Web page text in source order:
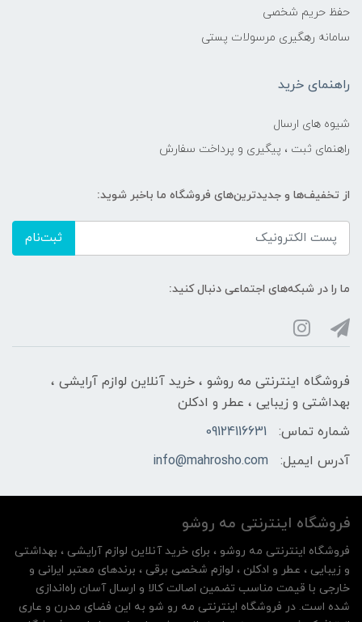
حفظ حریم شخصی
سامانه رهگیری مرسولات پستی
راهنمای خرید
شیوه های ارسال
راهنمای ثبت ، پیگیری و پرداخت سفارش
از تخفیف‌ها و جدیدترین‌های فروشگاه ما باخبر شوید:
ثبت‌نام
ما را در شبکه‌های اجتماعی دنبال کنید:
فروشگاه اینترنتی مه‌ رو‌شو ، خرید آنلاین لوازم آرایشی ،
بهداشتی و زیبایی ، عطر و ادکلن
شماره تماس:
09124116631
آدرس ایمیل:
info@mahrosho.com
فروشگاه اینترنتی مه‌ رو‌شو
فروشگاه اینترنتی مه‌ رو‌شو ، برای خرید آنلاین لوازم آرایشی ، بهداشتی
و زیبایی ، عطر و ادکلن ، لوازم شخصی برقی ، برندهای معتبر ایرانی و
خارجی با قیمت مناسب تضمین اصالت کالا و ارسال آسان راه‌اندازی
شده است. در فروشگاه اینترنتی مه رو شو به این فضای مدرن و عاری